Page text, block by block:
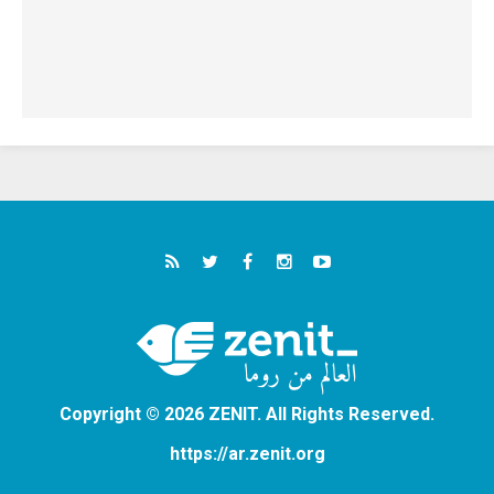
Copyright © 2026 ZENIT. All Rights Reserved.
https://ar.zenit.org